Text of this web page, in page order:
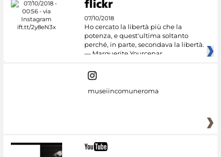
07/10/2018
Ho cercato la libertà più che la
potenza, e quest'ultima soltanto
perché, in parte, secondava la libertà.
— Marguerite Yourcenar
museiincomuneroma